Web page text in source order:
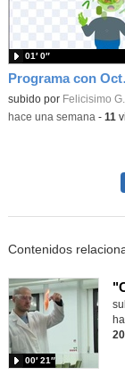
Programa
Contenido educativo.
subido por Felicisimo G.
01′ 0″
-hace una semana - 11
Contenidos
00′ 21″
20